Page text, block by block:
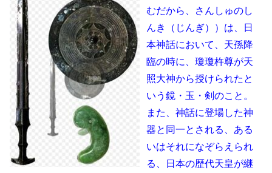
むだから、さんしゅのし
んき（じんぎ））は、日
本神話において、天孫降
臨の時に、瓊瓊杵尊が天
照大神から授けられたと
いう鏡・玉・剣のこと。
また、神話に登場した神
器と同一とされる、ある
いはそれになぞらえられ
る、日本の歴代天皇が継